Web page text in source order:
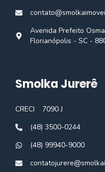
Avenida Prefeito
Florianópolis - SC -
Smolka Jurerê
CRECI
7090 J
(48) 3500-0244
(48) 99940-9000